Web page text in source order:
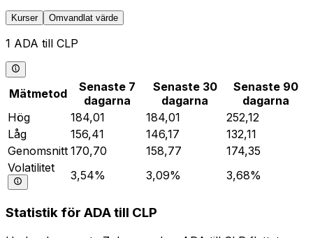
Kurser Omvandlat värde
1 ADA till CLP
Mätmetod
Senaste 7
dagarna
Senaste 30
dagarna
Senaste 90
dagarna
Hög
184,01 184,01
252,12
Låg
156,41 146,17
132,11
Genomsnitt 170,70 158,77
174,35
Volatilitet
3,54% 3,09% 3,68%
Statistik för ADA till CLP